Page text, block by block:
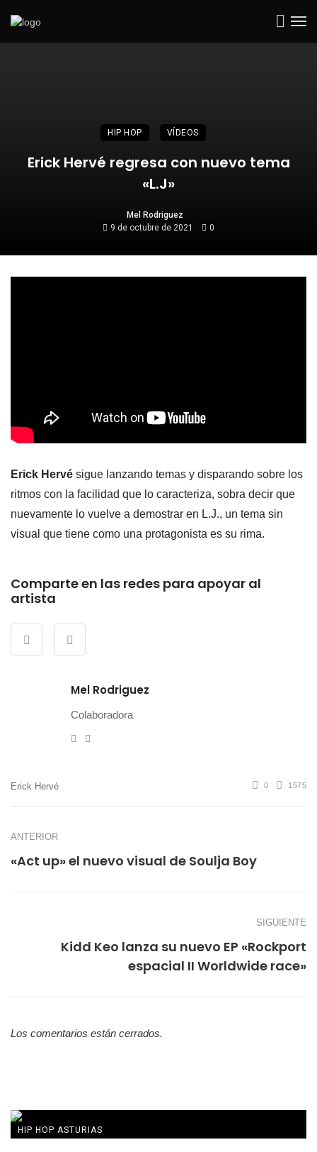
HIP HOP VÍDEOS
Erick Hervé regresa con nuevo tema
«L.J»
Mel Rodriguez
9 de octubre de 2021
0
Erick Hervé sigue lanzando temas y disparando sobre los
ritmos con la facilidad que lo caracteriza, sobra decir que
nuevamente lo vuelve a demostrar en L.J., un tema sin
visual que tiene como una protagonista es su rima.
Comparte en las redes para apoyar al
artista
Mel Rodriguez
Colaboradora
Erick Hervé 0 1575
ANTERIOR
«Act up» el nuevo visual de Soulja Boy
SIGUIENTE
Kidd Keo lanza su nuevo EP «Rockport
espacial II Worldwide race»
Los comentarios están cerrados.
HIP HOP ASTURIAS